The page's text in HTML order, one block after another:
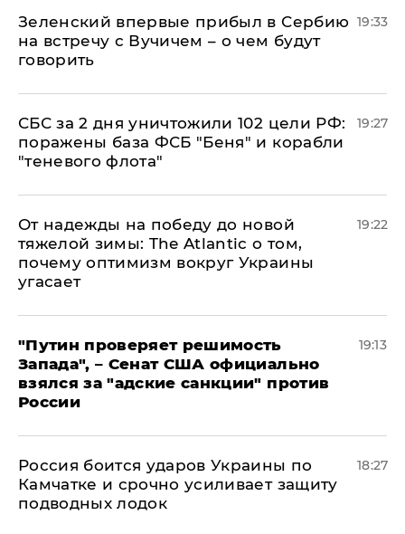
Зеленский впервые прибыл в Сербию
на встречу с Вучичем – о чем будут
говорить
19:33
СБС за 2 дня уничтожили 102 цели РФ:
поражены база ФСБ "Беня" и корабли
"теневого флота"
19:27
От надежды на победу до новой
тяжелой зимы: The Atlantic о том,
почему оптимизм вокруг Украины
угасает
19:22
"Путин проверяет решимость
Запада", – Сенат США официально
взялся за "адские санкции" против
России
19:13
Россия боится ударов Украины по
Камчатке и срочно усиливает защиту
подводных лодок
18:27